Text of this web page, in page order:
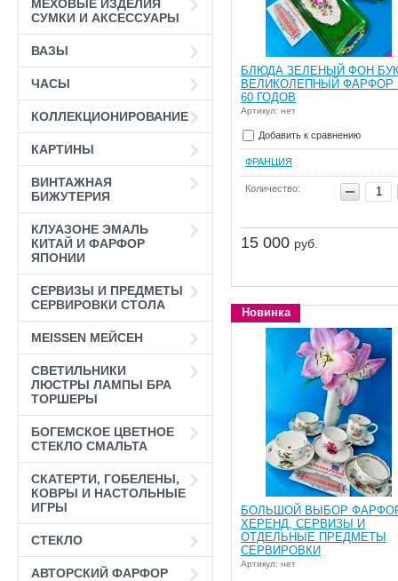
МЕХОВЫЕ ИЗДЕЛИЯ
СУМКИ И АКСЕССУАРЫ
ВАЗЫ
ЧАСЫ
КОЛЛЕКЦИОНИРОВАНИЕ
КАРТИНЫ
ВИНТАЖНАЯ
БИЖУТЕРИЯ
КЛУАЗОНЕ ЭМАЛЬ
КИТАЙ И ФАРФОР
ЯПОНИИ
СЕРВИЗЫ И ПРЕДМЕТЫ
СЕРВИРОВКИ СТОЛА
MEISSEN МЕЙСЕН
СВЕТИЛЬНИКИ
ЛЮСТРЫ ЛАМПЫ БРА
ТОРШЕРЫ
БОГЕМСКОЕ ЦВЕТНОЕ
СТЕКЛО СМАЛЬТА
СКАТЕРТИ, ГОБЕЛЕНЫ,
КОВРЫ И НАСТОЛЬНЫЕ
ИГРЫ
СТЕКЛО
АВТОРСКИЙ ФАРФОР
БЛЮДА ЗЕЛЕНЫЙ ФОН
ВЕЛИКОЛЕПНЫЙ ФАРФОР
60 ГОДОВ
Артикул: нет
Добавить к сравнению
ФРАНЦИЯ
Количество:
15 000 руб.
Новинка
БОЛЬШОЙ ВЫБОР
ХЕРЕНД, СЕРВИЗЫ И
ОТДЕЛЬНЫЕ ПРЕДМЕТЫ
СЕРВИРОВКИ
Артикул: нет